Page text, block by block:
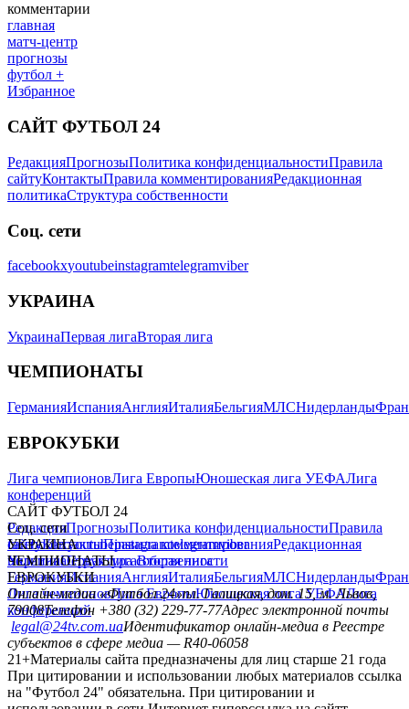
комментарии
главная
матч-центр
прогнозы
футбол +
Избранное
САЙТ ФУТБОЛ 24
РедакцияПрогнозыПолитика конфиденциальностиПравила
сайтуКонтактыПравила комментированияРедакционная
политикаСтруктура собственности
Соц. сети
facebookxyoutubeinstagramtelegramviber
УКРАИНА
УкраинаПервая лигаВторая лига
ЧЕМПИОНАТЫ
ГерманияИспанияАнглияИталияБельгияМЛСНидерланды
ЕВРОКУБКИ
Лига чемпионовЛига ЕвропыЮношеская лига УЕФАЛига
конференций
САЙТ ФУТБОЛ 24
РедакцияПрогнозыПолитика конфиденциальностиПравила
сайтуКонтактыПравила комментированияРедакционная
политикаСтруктура собственности
Соц. сети
facebookxyoutubeinstagramtelegramviber
УКРАИНА
УкраинаПервая лигаВторая лига
ЧЕМПИОНАТЫ
ГерманияИспанияАнглияИталияБельгияМЛСНидерланды
ЕВРОКУБКИ
Лига чемпионовЛига ЕвропыЮношеская лига УЕФАЛига
конференций
Онлайн-медиа «Футбол 24»пл. Галицкая, дом. 15, м. Львов,
79008Телефон +380 (32) 229-77-77Адрес электронной почты
legal@24tv.com.uaИдентификатор онлайн-медиа в Реестре
субъектов в сфере медиа — R40-06058
21+Материалы сайта предназначены для лиц старше 21 года
При цитировании и использовании любых материалов ссылка
на "Футбол 24" обязательна. При цитировании и